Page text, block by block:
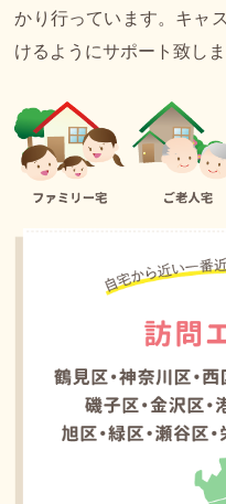
かり行っています。キャ
けるようにサポート致しま